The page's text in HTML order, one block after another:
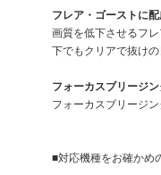
フレア・ゴーストに
画質を低下させるフ
下でもクリアで抜け
フォーカスブリージ
フォーカスブリージ
■対応機種をお確かめ